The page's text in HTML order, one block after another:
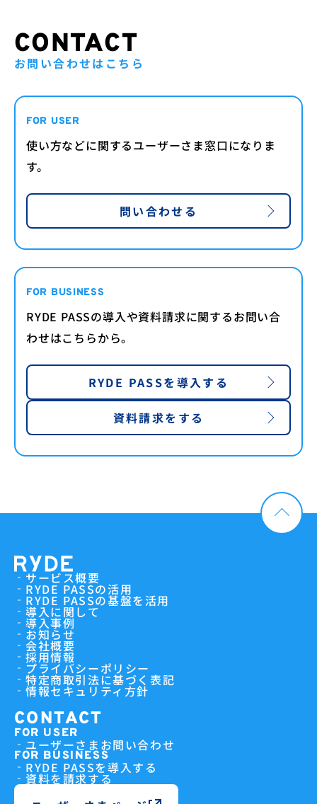
CONTACT
お問い合わせはこちら
FOR USER
使い方などに関するユーザーさま窓口になりま
す。
問い合わせる
FOR BUSINESS
RYDE PASSの導入や資料請求に関するお問い合
わせはこちらから。
RYDE PASSを導入する
資料請求をする
サービス概要
RYDE PASSの活用
RYDE PASSの基盤を活用
導入に関して
導入事例
お知らせ
会社概要
採用情報
プライバシーポリシー
特定商取引法に基づく表記
情報セキュリティ方針
CONTACT
FOR USER
ユーザーさまお問い合わせ
FOR BUSINESS
RYDE PASSを導入する
資料を請求する